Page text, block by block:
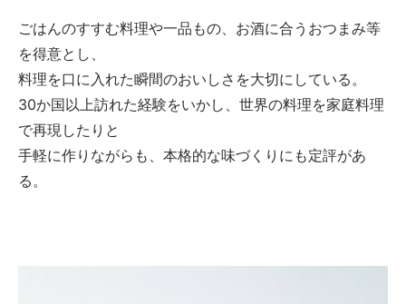
ごはんのすすむ料理や一品もの、お酒に合うおつまみ等
を得意とし、
料理を口に入れた瞬間のおいしさを大切にしている。
30か国以上訪れた経験をいかし、世界の料理を家庭料理
で再現したりと
手軽に作りながらも、本格的な味づくりにも定評があ
る。